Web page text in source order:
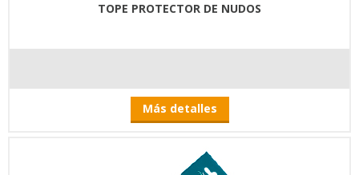
TOPE PROTECTOR DE NUDOS
Más detalles